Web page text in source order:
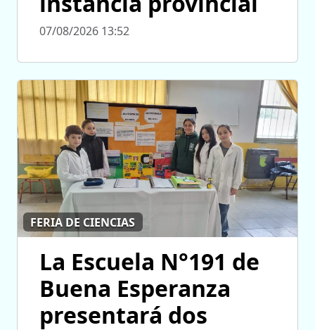
07/08/2026 13:52
FERIA DE CIENCIAS
La Escuela N°191 de
Buena Esperanza
presentará dos